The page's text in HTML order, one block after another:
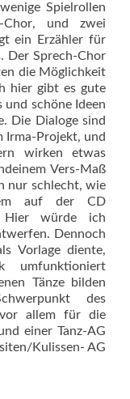
Spielrollen
und zwei
ein Erzähler für
Der Sprech-Chor
die Möglichkeit
hier gibt es gute
schöne Ideen
Die Dialoge sind
Irma-Projekt, und
wirken etwas
Vers-Maß
nur schlecht, wie
auf der CD
Hier würde ich
Dennoch
Vorlage diente,
Tänze bilden
des
allem für die
einer Tanz-AG
Kulissen- AG